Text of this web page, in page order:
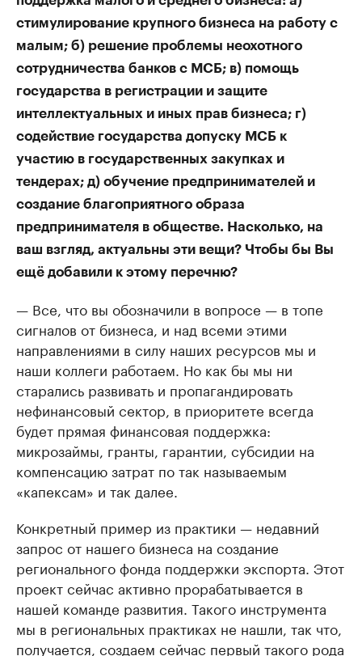
стимулирование крупного бизнеса на работу с
малым; б) решение проблемы неохотного
сотрудничества банков с МСБ; в) помощь
государства в регистрации и защите
интеллектуальных и иных прав бизнеса; г)
содействие государства допуску МСБ к
участию в государственных закупках и
тендерах; д) обучение предпринимателей и
создание благоприятного образа
предпринимателя в обществе. Насколько, на
ваш взгляд, актуальны эти вещи? Чтобы бы Вы
ещё добавили к этому перечню?
— Все, что вы обозначили в вопросе — в топе
сигналов от бизнеса, и над всеми этими
направлениями в силу наших ресурсов мы и
наши коллеги работаем. Но как бы мы ни
старались развивать и пропагандировать
нефинансовый сектор, в приоритете всегда
будет прямая финансовая поддержка:
микрозаймы, гранты, гарантии, субсидии на
компенсацию затрат по так называемым
«капексам» и так далее.
Конкретный пример из практики — недавний
запрос от нашего бизнеса на создание
регионального фонда поддержки экспорта. Этот
проект сейчас активно прорабатывается в
нашей команде развития. Такого инструмента
мы в региональных практиках не нашли, так что,
получается, создаем сейчас первый такого рода